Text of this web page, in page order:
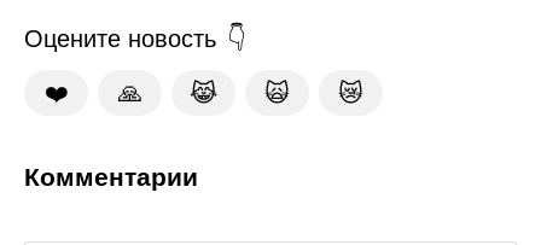
Оцените новость
❤️ 🙏 😹 🙀 😿
Комментарии